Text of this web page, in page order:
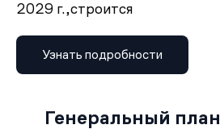
2029 г.,строится
Узнать подробности
Генеральный план